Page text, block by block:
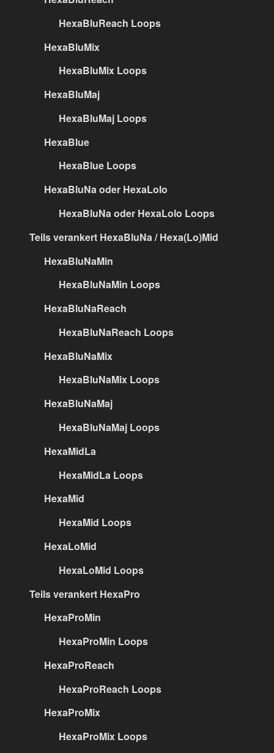
HexaBluReach Loops
HexaBluMix
HexaBluMix Loops
HexaBluMaj
HexaBluMaj Loops
HexaBlue
HexaBlue Loops
HexaBluNa oder HexaLolo
HexaBluNa oder HexaLolo Loops
Teils verankert HexaBluNa / Hexa(Lo)Mid
HexaBluNaMin
HexaBluNaMin Loops
HexaBluNaReach
HexaBluNaReach Loops
HexaBluNaMix
HexaBluNaMix Loops
HexaBluNaMaj
HexaBluNaMaj Loops
HexaMidLa
HexaMidLa Loops
HexaMid
HexaMid Loops
HexaLoMid
HexaLoMid Loops
Teils verankert HexaPro
HexaProMin
HexaProMin Loops
HexaProReach
HexaProReach Loops
HexaProMix
HexaProMix Loops